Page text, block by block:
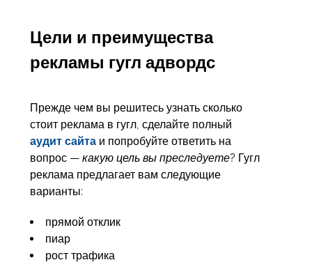
Цели и преимущества
рекламы гугл адвордс
Прежде чем вы решитесь узнать сколько
стоит реклама в гугл, сделайте полный
аудит сайтаи попробуйте ответить на
вопрос — какую цель вы преследуете? Гугл
реклама предлагает вам следующие
варианты:
прямой отклик
пиар
рост трафика